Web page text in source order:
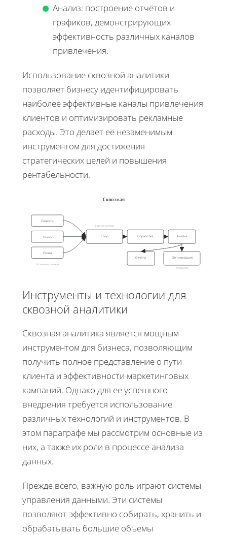
Анализ: построение отчётов и
графиков, демонстрирующих
эффективность различных каналов
привлечения.
Использование сквозной аналитики
позволяет бизнесу идентифицировать
наиболее эффективные каналы привлечения
клиентов и оптимизировать рекламные
расходы. Это делает её незаменимым
инструментом для достижения
стратегических целей и повышения
рентабельности.
Сквозная
Соцсети
Поиск
Почта
Сбор Обработка Анализ
Отчёты Оптимизация
Единая система
Источники данных
Результат
Инструменты и технологии для
сквозной аналитики
Сквозная аналитика является мощным
инструментом для бизнеса, позволяющим
получить полное представление о пути
клиента и эффективности маркетинговых
кампаний. Однако для ее успешного
внедрения требуется использование
различных технологий и инструментов. В
этом параграфе мы рассмотрим основные из
них, а также их роли в процессе анализа
данных.
Прежде всего, важную роль играют системы
управления данными. Эти системы
позволяют эффективно собирать, хранить и
обрабатывать большие объемы